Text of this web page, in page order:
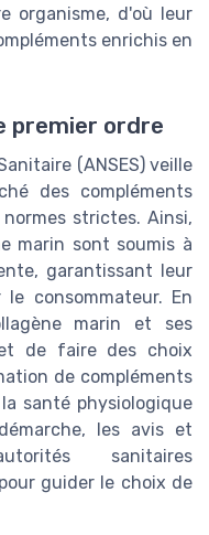
organisme, d'où leur
enrichis en
premier ordre
(ANSES) veille
des compléments
strictes. Ainsi,
marin sont soumis à
garantissant leur
consommateur. En
marin et ses
de faire des choix
de compléments
santé physiologique
les avis et
sanitaires
guider le choix de